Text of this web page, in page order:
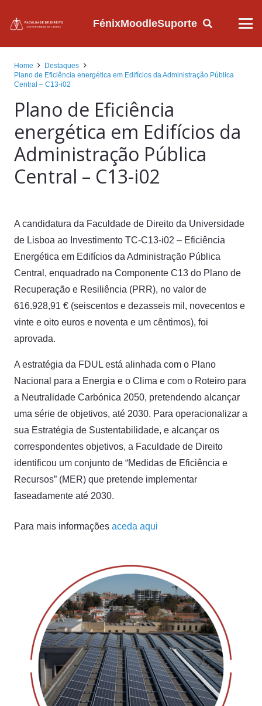
FénixMoodleSuporte
Home
Destaques
Plano de Eficiência energética em Edifícios da Administração Pública
Central – C13-i02
Plano de Eficiência
energética em Edifícios da
Administração Pública
Central – C13-i02
A candidatura da Faculdade de Direito da Universidade
de Lisboa ao Investimento TC-C13-i02 – Eficiência
Energética em Edifícios da Administração Pública
Central, enquadrado na Componente C13 do Plano de
Recuperação e Resiliência (PRR), no valor de
616.928,91 € (seiscentos e dezasseis mil, novecentos e
vinte e oito euros e noventa e um cêntimos), foi
aprovada.
A estratégia da FDUL está alinhada com o Plano
Nacional para a Energia e o Clima e com o Roteiro para
a Neutralidade Carbónica 2050, pretendendo alcançar
uma série de objetivos, até 2030. Para operacionalizar a
sua Estratégia de Sustentabilidade, e alcançar os
correspondentes objetivos, a Faculdade de Direito
identificou um conjunto de “Medidas de Eficiência e
Recursos” (MER) que pretende implementar
faseadamente até 2030.
Para mais informações aceda aqui